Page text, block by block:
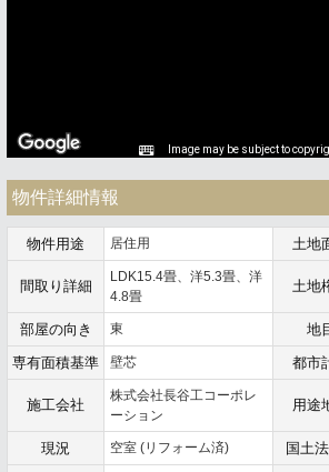
Image may be subject to
物件詳細情報
物件用途 居住用 土地
間取り詳細
LDK15.4畳、洋5.3畳、洋
4.8畳
土地
部屋の向き 東 地
専有面積基準 壁芯 都市
施工会社
株式会社長谷工コーポレ
ーション
用途
現況 空室 (リフォーム済) 国土